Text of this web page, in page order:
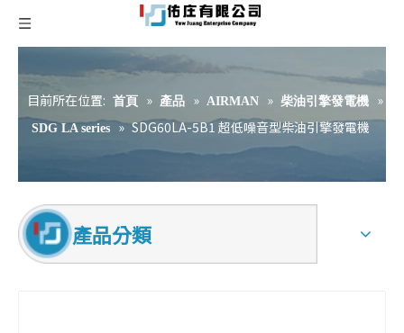
目前所在位置: 首頁 » 產品 » AIRMAN » 柴油引擎發電機 »
SDG LA series » SDG60LA-5B1 超低噪音型柴油引擎發電機
產品分類